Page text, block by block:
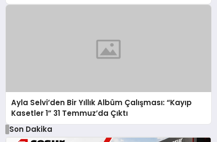
Ayla Selvi’den Bir Yıllık Albüm Çalışması: “Kayıp
Kasetler 1” 31 Temmuz’da Çıktı
Son Dakika